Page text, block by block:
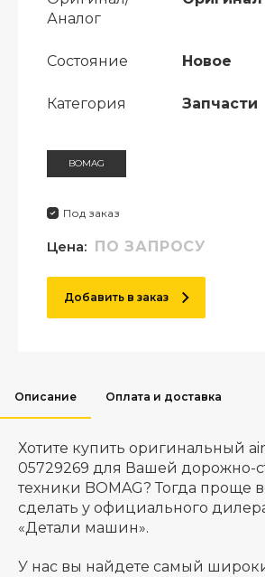
Аналог
Состояние Новое
Категория Запчасти
BOMAG
Под заказ
Цена: ПО ЗАПРОСУ
Добавить в заказ
Описание Оплата и доставка
Хотите купить оригинальный
05729269 для Вашей дорожно-
техники BOMAG? Тогда проще
сделать у официального
«Детали машин».
У нас вы найдете самый